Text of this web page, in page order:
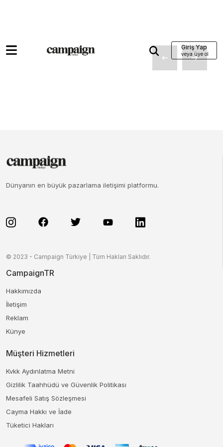
Giriş Yap
Dünyanın en büyük pazarlama iletişimi platformu.
© 2023 - Campaign Türkiye | Tüm Hakları Saklıdır.
CampaignTR
Hakkımızda
İletişim
Reklam
Künye
Müşteri Hizmetleri
Kvkk Aydınlatma Metni
Gizlilik Taahhüdü ve Güvenlik Politikası
Mesafeli Satış Sözleşmesi
Cayma Hakkı ve İade
Tüketici Hakları